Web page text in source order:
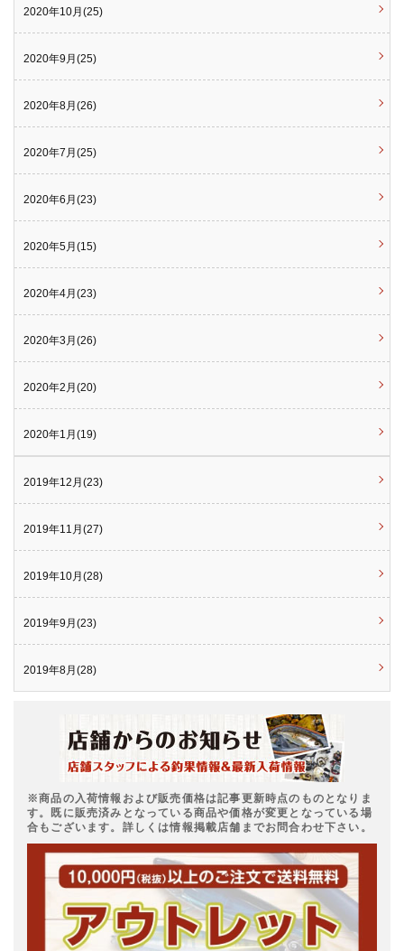
2020年10月(25)
2020年9月(25)
2020年8月(26)
2020年7月(25)
2020年6月(23)
2020年5月(15)
2020年4月(23)
2020年3月(26)
2020年2月(20)
2020年1月(19)
2019年12月(23)
2019年11月(27)
2019年10月(28)
2019年9月(23)
2019年8月(28)
※商品の入荷情報および販売価格は記事更新時点のものとなりま
す。既に販売済みとなっている商品や価格が変更となっている場
合もございます。詳しくは情報掲載店舗までお問合わせ下さい。